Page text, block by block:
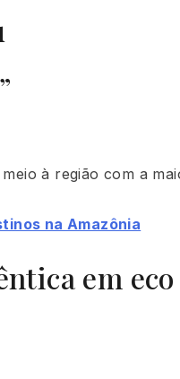
à região com a
na Amazônia
em